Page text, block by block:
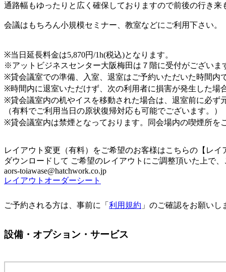
通路幅もゆったりと広く確保しておりますので前後の行き
会議はもちろん小規模セミナー、教室などにご利用下さい。
※当日延長料金は5,870円/1h(税込)となります。
※アットビジネスセンター大阪梅田は７階に受付がござい
※貸会議室での準備、入室、退室はご予約いただいた時間内
※時間内に退室いただけず、次の利用者に損害が発生した場
※貸会議室内の机やイスを移動された場合は、退室前に必ず
（有料でご利用当日の原状復帰対応も可能でございます。）
※貸会議室内は禁煙となっております。同会場内の喫煙所を
レイアウト変更（有料）をご希望のお客様はこちらの【レイ
ダウンロードして ご希望のレイアウトにご調整頂いた上で
aors-toiawase@hatchwork.co.jp
レイアウトオーダーシート
ご予約される方は、事前に「 利用規約 」のご確認をお願いし
設備・オプション・サービス